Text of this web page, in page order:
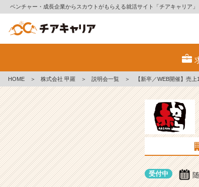
ベンチャー・成長企業からスカウトがもらえる就活サイト「チアキャリア」
社
甲
HOME ＞ 株式会社 甲羅 ＞ 説明会一覧 ＞ 【新卒／WEB開催】売
受付中